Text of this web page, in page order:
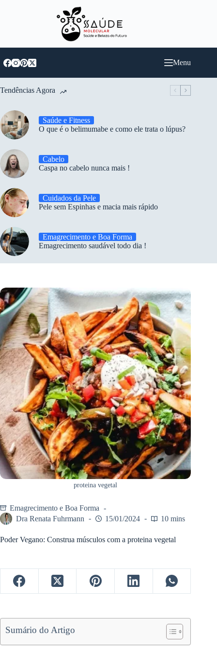
Menu
Tendências Agora
Saúde e Fitness
O que é o belimumabe e como ele trata o lúpus?
Cabelo
Caspa no cabelo nunca mais !
Cuidados da Pele
Pele sem Espinhas e macia mais rápido
Emagrecimento e Boa Forma
Emagrecimento saudável todo dia !
proteina vegetal
Emagrecimento e Boa Forma
Dra Renata Fuhrmann
15/01/2024 10 mins
Poder Vegano: Construa músculos com a proteina vegetal
Sumário do Artigo